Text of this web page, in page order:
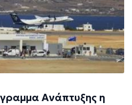
Ανάπτυξης η